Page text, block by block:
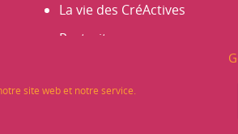
site web et notre service.
La vie des CréActives
Portraits
Les Rencontres 2026